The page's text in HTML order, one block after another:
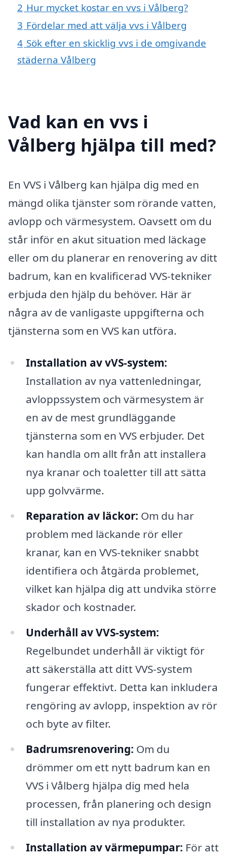
2 Hur mycket kostar en vvs i Vålberg?
3 Fördelar med att välja vvs i Vålberg
4 Sök efter en skicklig vvs i de omgivande
städerna Vålberg
Vad kan en vvs i
Vålberg hjälpa till med?
En VVS i Vålberg kan hjälpa dig med en
mängd olika tjänster som rörande vatten,
avlopp och värmesystem. Oavsett om du
står inför en akut situation med läckage
eller om du planerar en renovering av ditt
badrum, kan en kvalificerad VVS-tekniker
erbjuda den hjälp du behöver. Här är
några av de vanligaste uppgifterna och
tjänsterna som en VVS kan utföra.
Installation av vVS-system:
Installation av nya vattenledningar,
avloppssystem och värmesystem är
en av de mest grundläggande
tjänsterna som en VVS erbjuder. Det
kan handla om allt från att installera
nya kranar och toaletter till att sätta
upp golvvärme.
Reparation av läckor: Om du har
problem med läckande rör eller
kranar, kan en VVS-tekniker snabbt
identifiera och åtgärda problemet,
vilket kan hjälpa dig att undvika större
skador och kostnader.
Underhåll av VVS-system:
Regelbundet underhåll är viktigt för
att säkerställa att ditt VVS-system
fungerar effektivt. Detta kan inkludera
rengöring av avlopp, inspektion av rör
och byte av filter.
Badrumsrenovering: Om du
drömmer om ett nytt badrum kan en
VVS i Vålberg hjälpa dig med hela
processen, från planering och design
till installation av nya produkter.
Installation av värmepumpar: För att